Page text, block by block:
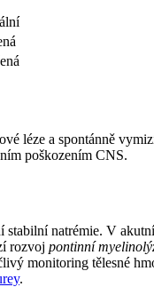
léze a spontánně
poškozením CNS.
natrémie. V
rozvoj pontinní
monitoring tělesné
.